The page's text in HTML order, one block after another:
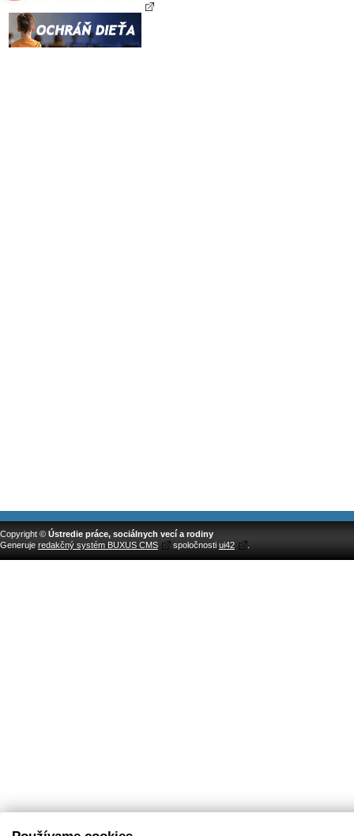
Copyright © Ústredie práce, sociálnych vecí a rodiny
Generuje redakčný systém BUXUS CMS spoločnosti ui42